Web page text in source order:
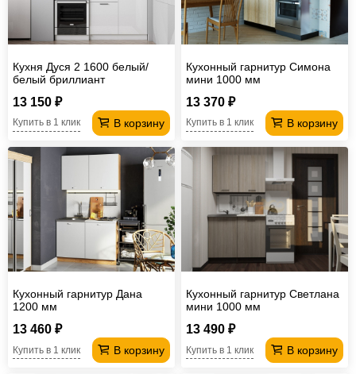
Кухня Дуся 2 1600 белый/
белый бриллиант
13 150 ₽
В корзину
Купить в 1 клик
Кухонный гарнитур Симона
мини 1000 мм
13 370 ₽
В корзину
Купить в 1 клик
Кухонный гарнитур Дана
1200 мм
13 460 ₽
В корзину
Купить в 1 клик
Кухонный гарнитур Светлана
мини 1000 мм
13 490 ₽
В корзину
Купить в 1 клик